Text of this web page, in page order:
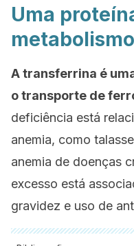
Uma
A transferrina é
o transporte de
deficiência está
anemia, como
anemia de doenças
excesso está
gravidez e uso de